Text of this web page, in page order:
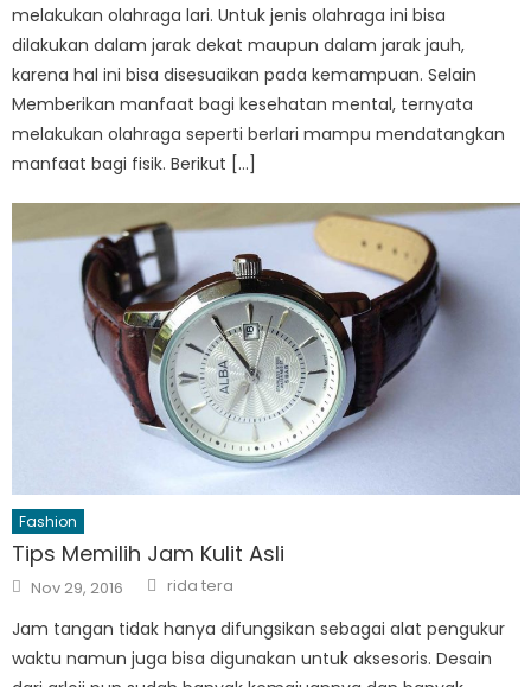
melakukan olahraga lari. Untuk jenis olahraga ini bisa
dilakukan dalam jarak dekat maupun dalam jarak jauh,
karena hal ini bisa disesuaikan pada kemampuan. Selain
Memberikan manfaat bagi kesehatan mental, ternyata
melakukan olahraga seperti berlari mampu mendatangkan
manfaat bagi fisik. Berikut […]
Fashion
Tips Memilih Jam Kulit Asli
Posted
on
Nov 29, 2016 Author
rida tera
Jam tangan tidak hanya difungsikan sebagai alat pengukur
waktu namun juga bisa digunakan untuk aksesoris. Desain